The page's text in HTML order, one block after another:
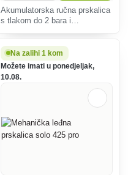
Akumulatorska ručna prskalica
s tlakom do 2 bara i
i zatvorene prostore.
Omogućuje do 2,5 sata
neprekidnog rada.
Na zalihi 1 kom
Možete imati u ponedjeljak,
10.08.